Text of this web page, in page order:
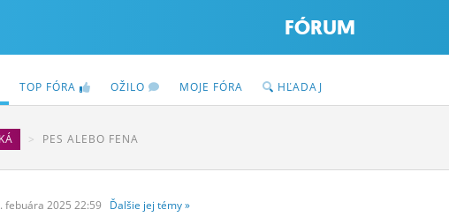
FÓRUM
TOP FÓRA OŽILO MOJE FÓRA HĽADAJ
PES ALEBO FENA
febuára 2025 22:59 Ďalšie jej témy»